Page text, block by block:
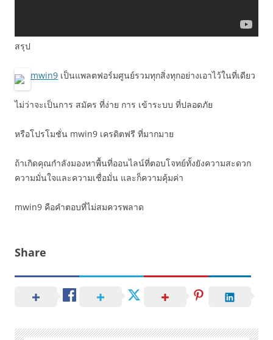
สรุป
mwin9 เป็นแพลตฟอร์มศูนย์รวมทุกสิ่งทุกอย่างเอาไว้ในที่เดียว
ไม่ว่าจะเป็นการ สมัคร ที่ง่าย การ เข้าระบบ ที่ปลอดภัย
หรือโปรโมชั่น mwin9 เครดิตฟรี ที่มากมาย
ถ้าเกิดคุณกำลังมองหาพื้นที่ออนไลน์ที่ตอบโจทย์ทั้งยังความสะดวก
ความมั่นใจและความเชื่อมั่น และก็ความคุ้มค่า
mwin9 คือคำตอบที่ไม่สมควรพลาด
Share